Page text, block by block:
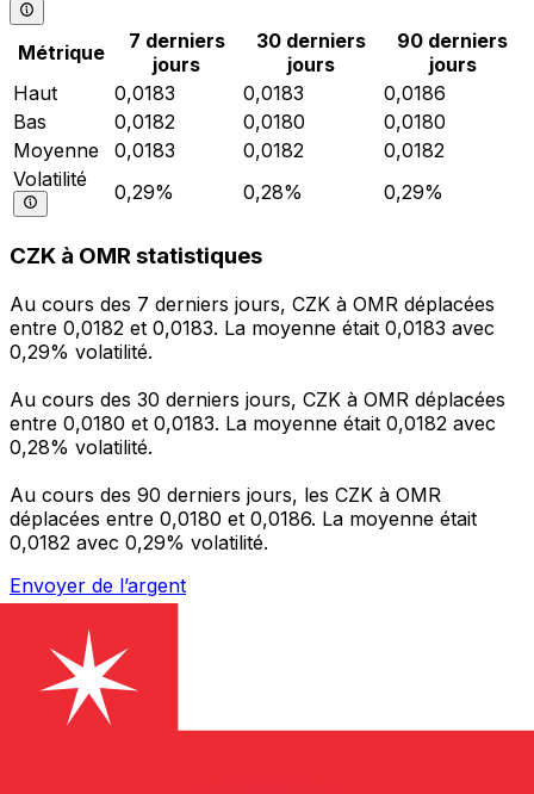
Métrique
7 derniers
jours
30 derniers
jours
90 derniers
jours
Haut
0,0183 0,0183
0,0186
Bas
0,0182 0,0180
0,0180
Moyenne
0,0183 0,0182
0,0182
Volatilité
0,29% 0,28% 0,29%
CZK à OMR statistiques
Au cours des 7 derniers jours, CZK à OMR déplacées
entre 0,0182 et 0,0183. La moyenne était 0,0183 avec
0,29% volatilité.
Au cours des 30 derniers jours, CZK à OMR déplacées
entre 0,0180 et 0,0183. La moyenne était 0,0182 avec
0,28% volatilité.
Au cours des 90 derniers jours, les CZK à OMR
déplacées entre 0,0180 et 0,0186. La moyenne était
0,0182 avec 0,29% volatilité.
Envoyer de l’argent
Gérez votre argent et vos devises lorsque vous
êtes en déplacement
L'application Xe réunit toutes les fonctionnalités
nécessaires pour vos transferts d'argent internationaux